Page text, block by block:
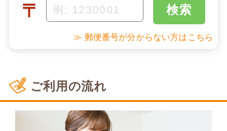
〒 検索
≫ 郵便番号が分からない方はこちら
ご利用の流れ